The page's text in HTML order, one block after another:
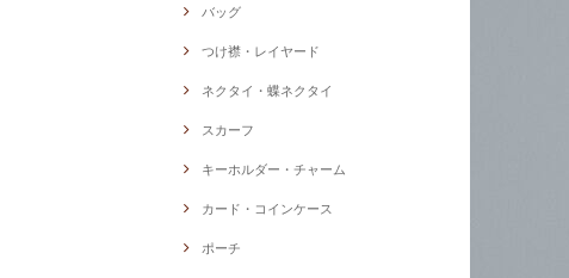
バッグ
つけ襟・レイヤード
ネクタイ・蝶ネクタイ
スカーフ
キーホルダー・チャーム
カード・コインケース
ポーチ